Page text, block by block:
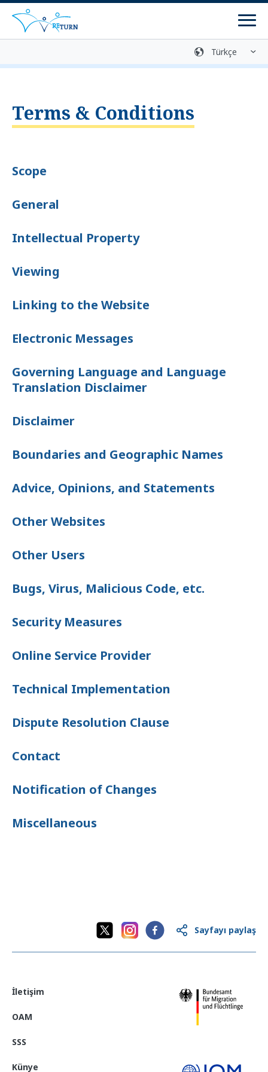
Medya arşivi İletişim
Danışma Merkezleri
Yeniden entegrasyon programları
Eyalet programları
Terms & Conditions
Scope
General
Intellectual Property
Viewing
Linking to the Website
Electronic Messages
Governing Language and Language
Translation Disclaimer
Disclaimer
Boundaries and Geographic Names
Advice, Opinions, and Statements
Other Websites
Other Users
Bugs, Virus, Malicious Code, etc.
Security Measures
Online Service Provider
Technical Implementation
Dispute Resolution Clause
Contact
Notification of Changes
Miscellaneous
Sayfayı paylaş
İletişim
OAM
SSS
Künye